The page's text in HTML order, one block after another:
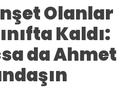
Olanlar
Kaldı:
da Ahmet